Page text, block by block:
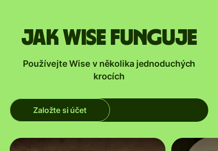
Jak Wise funguje
Používejte Wise v několika jednoduchých
krocích
Založte si účet